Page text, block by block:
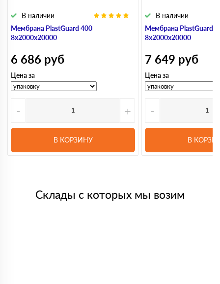
Мембрана PlastGuard 400
8х2000х20000
В наличии
6 686 руб
Цена за
- +
В КОРЗИНУ
Мембрана PlastGuard
8х2000х20000
В наличии
7 649 руб
Цена за
-
В
Склады с которых мы возим